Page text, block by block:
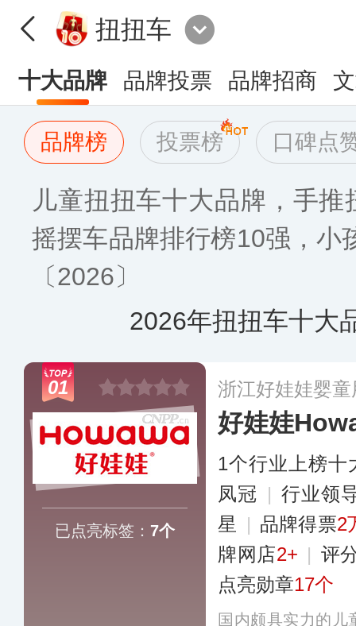
扭扭车
十大品牌 品牌投票 品牌招商
品牌榜 投票榜 口碑点
儿童扭扭车十大品牌，手
摇摆车品牌排行榜10强，小
〔2026〕
2026年扭扭车十大
01
已点亮标签： 7个
浙江好娃娃婴
好娃娃
1个行业上榜十
凤冠 | 行业领
星
| 品牌得票2
牌网店2+ | 评
点亮勋章17个
国内颇具实力的儿